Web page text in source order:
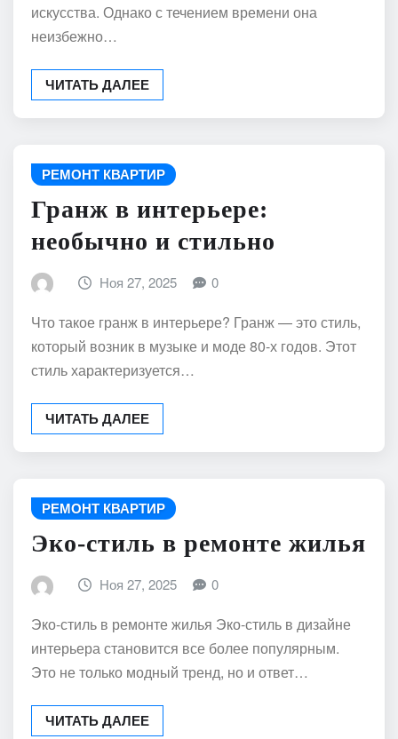
искусства. Однако с течением времени она
неизбежно…
ЧИТАТЬ ДАЛЕЕ
РЕМОНТ КВАРТИР
Гранж в интерьере:
необычно и стильно
Ноя 27, 2025 0
Что такое гранж в интерьере? Гранж — это стиль,
который возник в музыке и моде 80-х годов. Этот
стиль характеризуется…
ЧИТАТЬ ДАЛЕЕ
РЕМОНТ КВАРТИР
Эко-стиль в ремонте жилья
Ноя 27, 2025 0
Эко-стиль в ремонте жилья Эко-стиль в дизайне
интерьера становится все более популярным.
Это не только модный тренд, но и ответ…
ЧИТАТЬ ДАЛЕЕ